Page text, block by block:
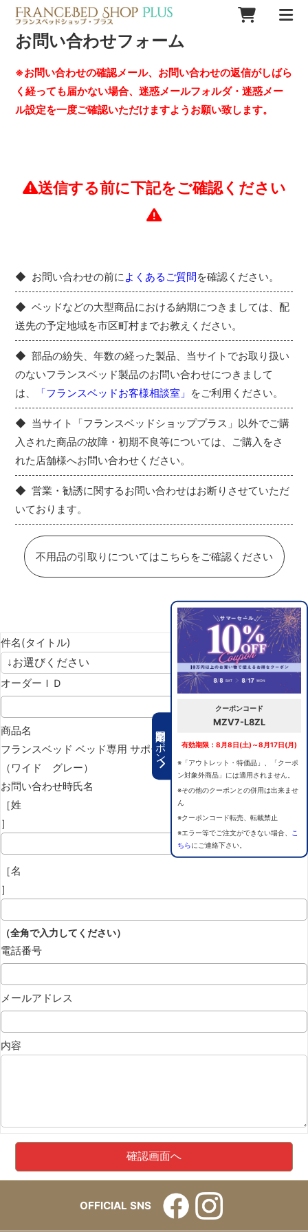
期間限定クーポン
クーポンコード
MZV7-L8ZL
有効期限：8月8日(土)～8月17日(月)
※「アウトレット・特価品」、「クーポ
ン対象外商品」には適用されません。
※その他のクーポンとの併用は出来ませ
ん
※クーポンコード転売、転載禁止
※エラー等でご注文ができない場合、
こ
ちらにご連絡下さい。
お問い合わせフォーム
※お問い合わせの確認メール、お問い合わせの返信がしばら
く経っても届かない場合、迷惑メールフォルダ・迷惑メー
ル設定を一度ご確認いただけますようお願い致します。
送信する前に下記をご確認ください
お問い合わせの前に よくあるご質問を確認ください。
ベッドなどの大型商品における納期につきましては、配
送先の予定地域を市区町村までお教えください。
部品の紛失、年数の経った製品、当サイトでお取り扱い
のないフランスベッド製品のお問い合わせにつきまして
は、
「フランスベッドお客様相談室」 をご利用ください。
当サイト「フランスベッドショッププラス」以外でご購
入された商品の故障・初期不良等については、ご購入をさ
れた店舗様へお問い合わせください。
営業・勧誘に関するお問い合わせはお断りさせていただ
いております。
不用品の引取りについてはこちらをご確認ください
件名(タイトル)
オーダーＩＤ
商品名
フランスベッド ベッド専用 サポートグリッパー
（ワイド グレー）
お問い合わせ時氏名
［姓
］
［名
］
（全角で入力してください）
電話番号
メールアドレス
内容
OFFICIAL SNS